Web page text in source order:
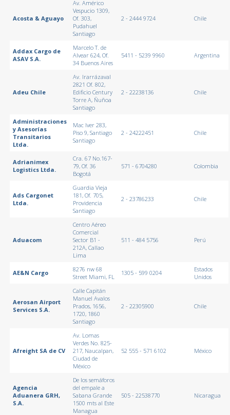
Acosta & Aguayo
Av. Américo
Vespucio 1309,
Of. 303,
Pudahuel
Santiago
2 - 2444 9724 Chile
Addax Cargo de
ASAV S.A.
Marcelo T. de
Alvear 624, Of.
34 Buenos Aires
5411 - 5239 9960 Argentina
Adeu Chile
Av. Irarrázaval
2821 Of. 802,
Edificio Century
Torre A, Ñuñoa
Santiago
2 - 22238136 Chile
Administraciones
y Asesorías
Transitarios
Ltda.
Mac Iver 283,
Piso 9, Santiago
Santiago
2 - 24222451 Chile
Adrianimex
Logistics Ltda.
Cra. 67 No.167-
79, Of. 36
Bogotá
571 - 6704280 Colombia
Ads Cargonet
Ltda.
Guardia Vieja
181, Of. 705,
Providencia
Santiago
2 - 23786233 Chile
Aduacom
Centro Aéreo
Comercial
Sector B1 -
212A, Callao
Lima
511 - 484 5756 Perú
AE&N Cargo
8276 nw 68
Street Miami, FL
1305 - 599 0204
Estados
Unidos
Aerosan Airport
Services S.A.
Calle Capitán
Manuel Avalos
Prados, 1656,
1720, 1860
Santiago
2 - 22305900 Chile
Afreight SA de CV
Av. Lomas
Verdes No. 825-
217, Naucalpan,
Ciudad de
México
52 555 - 571 6102 México
Agencia
Aduanera GRH,
S.A.
De los semáforos
del empale a
Sabana Grande
1500 mts al Este
Managua
505 - 22538770 Nicaragua